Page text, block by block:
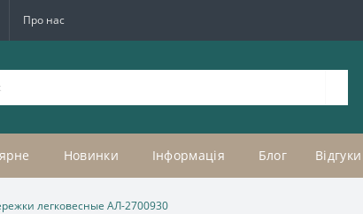
Про нас
Новинки Інформація Блог Відгуки
легковесные АЛ-2700930